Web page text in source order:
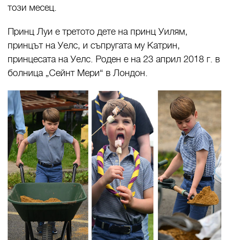
този месец.
Принц Луи е третото дете на принц Уилям,
принцът на Уелс, и съпругата му Катрин,
принцесата на Уелс. Роден е на 23 април 2018 г. в
болница „Сейнт Мери“ в Лондон.